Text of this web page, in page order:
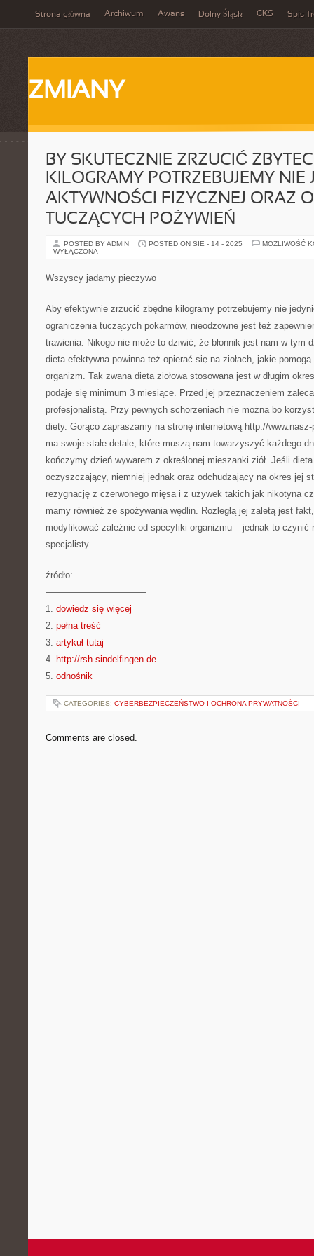
Strona główna Archiwum Awans Dolny Śląsk GKS Spis
ZMIANY
BY SKUTECZNIE ZRZUCIĆ
KILOGRAMY POTRZEBUJEMY NIE
AKTYWNOŚCI FIZYCZNEJ ORAZ
TUCZĄCYCH POŻYWIEŃ
POSTED BY ADMIN POSTED ON SIE - 14 - 2025
MOŻLIWOŚĆ
WYŁĄCZONA
Wszyscy jadamy pieczywo
Aby efektywnie zrzucić zbędne kilogramy potrzebujemy nie
ograniczenia tuczących pokarmów, nieodzowne jest też
trawienia. Nikogo nie może to dziwić, że błonnik jest nam w tym
dieta efektywna powinna też opierać się na ziołach, jakie
organizm. Tak zwana dieta ziołowa stosowana jest w długim
podaje się minimum 3 miesiące. Przed jej przeznaczeniem
profesjonalistą. Przy pewnych schorzeniach nie można bo
diety. Gorąco zapraszamy na stronę internetową http://
ma swoje stałe detale, które muszą nam towarzyszyć każdego
kończymy dzień wywarem z określonej mieszanki ziół. Jeśli
oczyszczający, niemniej jednak oraz odchudzający na okres jej
rezygnację z czerwonego mięsa i z używek takich jak nikotyna
mamy również ze spożywania wędlin. Rozległą jej zaletą jest
modyfikować zależnie od specyfiki organizmu – jednak to czynić
specjalisty.
źródło:
———————————
1. dowiedz się więcej
2. pełna treść
3. artykuł tutaj
4. http://rsh-sindelfingen.de
5. odnośnik
CATEGORIES: CYBERBEZPIECZEŃSTWO I OCHRONA PRYWATNOŚCI
Comments are closed.